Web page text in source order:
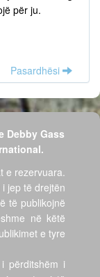
për ju.
Pasardhësi
Debby Gass
e rezervuara.
jep të drejtën
të publikojnë
në këtë
e tyre
përditshëm i